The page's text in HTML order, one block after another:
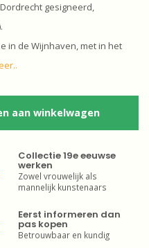
gesigneerd,
in de Wijnhaven, met in het
aan winkelwagen
Collectie 19e eeuwse
werken
Zowel vrouwelijk als
mannelijk kunstenaars
Eerst informeren dan
pas kopen
Betrouwbaar en kundig